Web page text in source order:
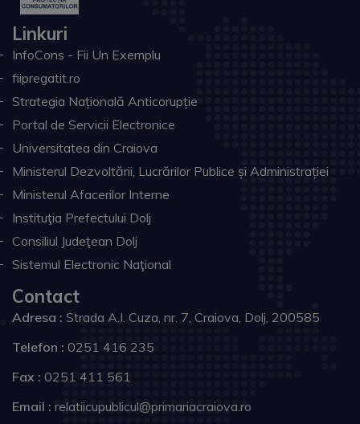
Linkuri
InfoCons - Fii Un Exemplu
fiipregatit.ro
Strategia Națională Anticorupție
Portal de Servicii Electronice
Universitatea din Craiova
Ministerul Dezvoltării, Lucrărilor Publice și Administrației
Ministerul Afacerilor Interne
Instituţia Prefectului Dolj
Consiliul Judeţean Dolj
Sistemul Electronic Naţional
Contact
Adresa : Strada A.I. Cuza, nr. 7, Craiova, Dolj, 200585
Telefon : 0251 416 235
Fax : 0251 411 561
Email : relatiicupublicul@primariacraiova.ro